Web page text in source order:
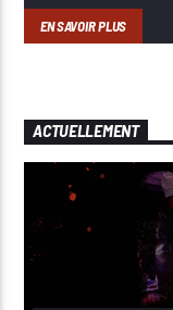
EN SAVOIR PLUS
ACTUELLEMENT